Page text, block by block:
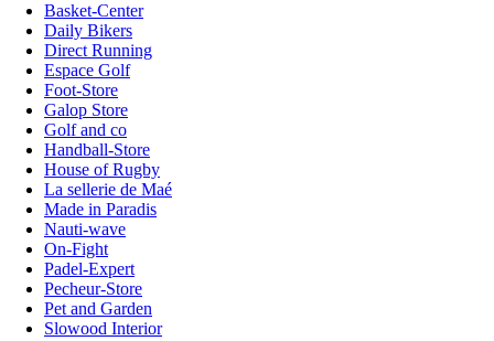
Basket-Center
Daily Bikers
Direct Running
Espace Golf
Foot-Store
Galop Store
Golf and co
Handball-Store
House of Rugby
La sellerie de Maé
Made in Paradis
Nauti-wave
On-Fight
Padel-Expert
Pecheur-Store
Pet and Garden
Slowood Interior